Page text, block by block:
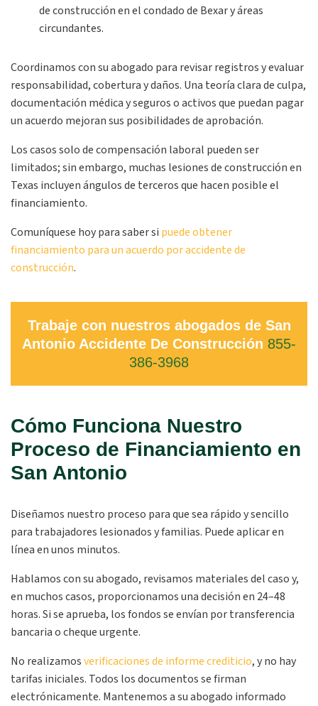
de construcción en el condado de Bexar y áreas
circundantes.
Coordinamos con su abogado para revisar registros y evaluar
responsabilidad, cobertura y daños. Una teoría clara de culpa,
documentación médica y seguros o activos que puedan pagar
un acuerdo mejoran sus posibilidades de aprobación.
Los casos solo de compensación laboral pueden ser
limitados; sin embargo, muchas lesiones de construcción en
Texas incluyen ángulos de terceros que hacen posible el
financiamiento.
Comuníquese hoy para saber si puede obtener
financiamiento para un acuerdo por accidente de
construcción.
Trabaje con nuestros abogados de San
Antonio Accidente De Construcción 855-
386-3968
Cómo Funciona Nuestro
Proceso de Financiamiento en
San Antonio
Diseñamos nuestro proceso para que sea rápido y sencillo
para trabajadores lesionados y familias. Puede aplicar en
línea en unos minutos.
Hablamos con su abogado, revisamos materiales del caso y,
en muchos casos, proporcionamos una decisión en 24–48
horas. Si se aprueba, los fondos se envían por transferencia
bancaria o cheque urgente.
No realizamosverificaciones de informe crediticio, y no hay
tarifas iniciales. Todos los documentos se firman
electrónicamente. Mantenemos a su abogado informado